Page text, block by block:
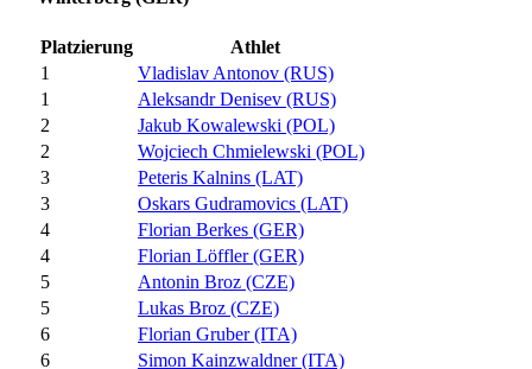
Platzierung
Athlet
1
Vladislav Antonov (RUS)
1
Aleksandr Denisev (RUS)
2
Jakub Kowalewski (POL)
2
Wojciech Chmielewski (POL)
3
Peteris Kalnins (LAT)
3
Oskars Gudramovics (LAT)
4
Florian Berkes (GER)
4
Florian Löffler (GER)
5
Antonin Broz (CZE)
5
Lukas Broz (CZE)
6
Florian Gruber (ITA)
6
Simon Kainzwaldner (ITA)